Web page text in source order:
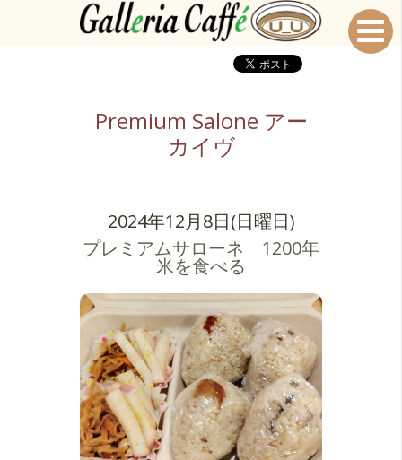
Premium Salone アー
カイヴ
2024年12月8日(日曜日)
プレミアムサローネ 1200年
米を食べる